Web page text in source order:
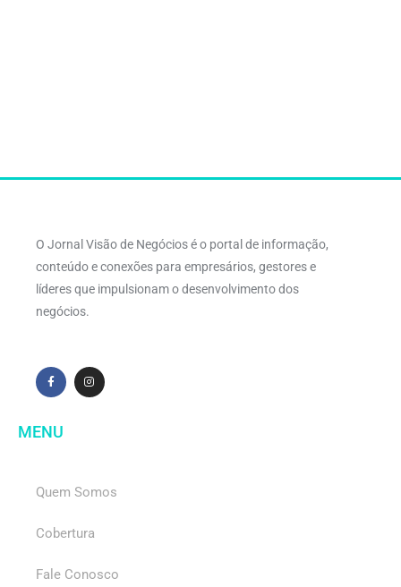
O Jornal Visão de Negócios é o portal de informação,
conteúdo e conexões para empresários, gestores e
líderes que impulsionam o desenvolvimento dos
negócios.
MENU
Quem Somos
Cobertura
Fale Conosco